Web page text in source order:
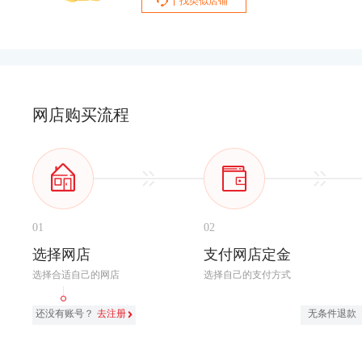
网店购买流程
01
选择网店
选择合适自己的网店
还没有账号？ 去注册
02
支付网店定金
选择自己的支付方式
无条件退款